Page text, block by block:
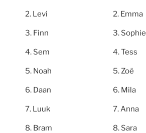
Levi
Finn
Sem
Noah
Daan
Luuk
Bram
Emma
Sophie
Tess
Zoë
Mila
Anna
Sara